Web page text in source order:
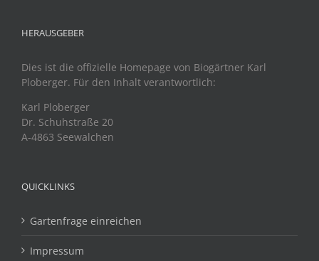
HERAUSGEBER
Dies ist die offizielle Homepage von Biogärtner Karl
Ploberger. Für den Inhalt verantwortlich:
Karl Ploberger
Dr. Schuhstraße 20
A-4863 Seewalchen
QUICKLINKS
Gartenfrage einreichen
Impressum